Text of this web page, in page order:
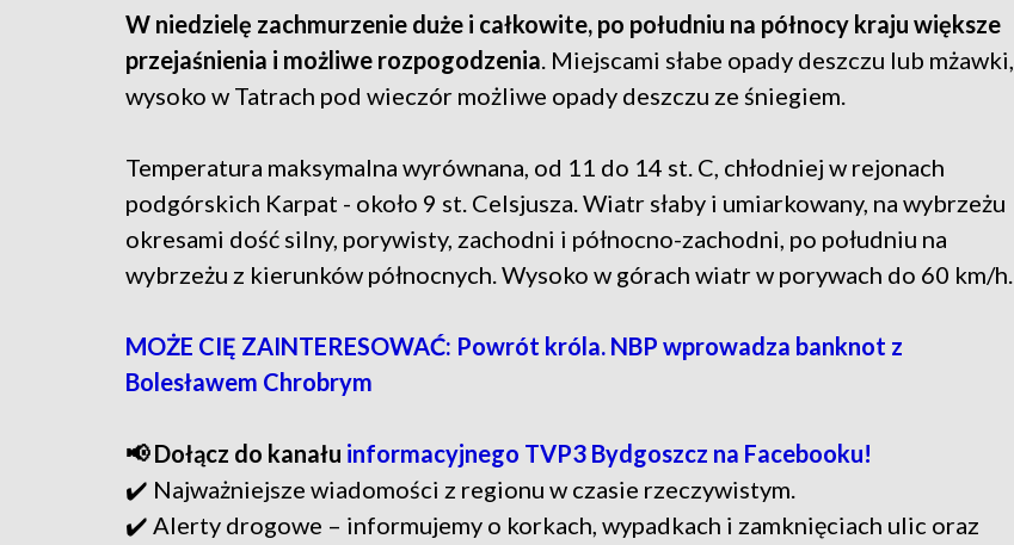
W niedzielę zachmurzenie duże i całkowite, po południu na północy kraju większe
przejaśnienia i możliwe rozpogodzenia. Miejscami słabe opady deszczu lub mżawki,
wysoko w Tatrach pod wieczór możliwe opady deszczu ze śniegiem.
Temperatura maksymalna wyrównana, od 11 do 14 st. C, chłodniej w rejonach
podgórskich Karpat - około 9 st. Celsjusza. Wiatr słaby i umiarkowany, na wybrzeżu
okresami dość silny, porywisty, zachodni i północno-zachodni, po południu na
wybrzeżu z kierunków północnych. Wysoko w górach wiatr w porywach do 60 km/h.
MOŻE CIĘ ZAINTERESOWAĆ: Powrót króla. NBP wprowadza banknot z
Bolesławem Chrobrym
📢 Dołącz do kanału informacyjnego TVP3 Bydgoszcz na Facebooku!
✔️ Najważniejsze wiadomości z regionu w czasie rzeczywistym.
✔️ Alerty drogowe – informujemy o korkach, wypadkach i zamknięciach ulic oraz